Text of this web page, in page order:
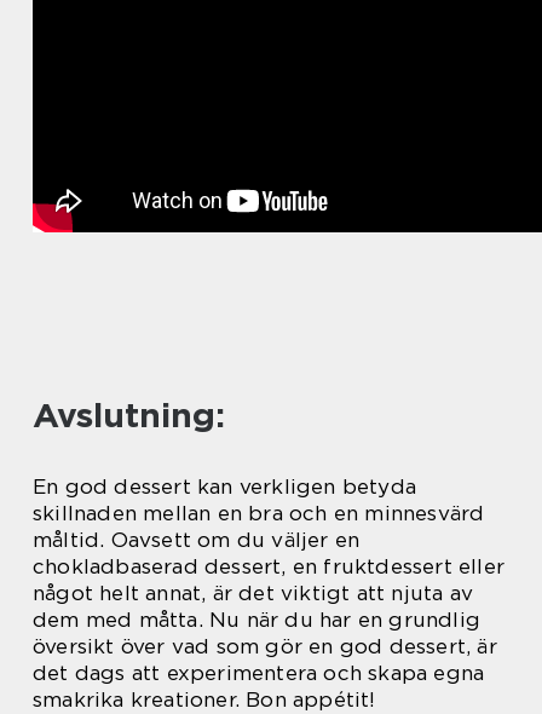
Avslutning:
En god dessert kan verkligen betyda
skillnaden mellan en bra och en minnesvärd
måltid. Oavsett om du väljer en
chokladbaserad dessert, en fruktdessert eller
något helt annat, är det viktigt att njuta av
dem med måtta. Nu när du har en grundlig
översikt över vad som gör en god dessert, är
det dags att experimentera och skapa egna
smakrika kreationer. Bon appétit!